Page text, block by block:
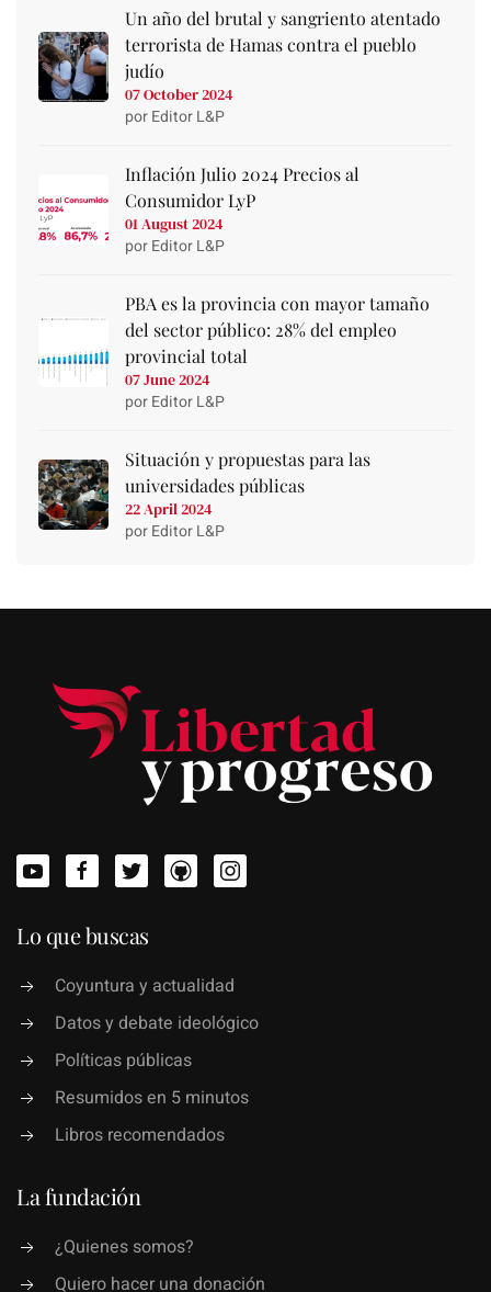
Un año del brutal y sangriento atentado
terrorista de Hamas contra el pueblo
judío
07 October 2024
por Editor L&P
Inflación Julio 2024 Precios al
Consumidor LyP
01 August 2024
por Editor L&P
PBA es la provincia con mayor tamaño
del sector público: 28% del empleo
provincial total
07 June 2024
por Editor L&P
Situación y propuestas para las
universidades públicas
22 April 2024
por Editor L&P
Lo que buscas
Coyuntura y actualidad
Datos y debate ideológico
Políticas públicas
Resumidos en 5 minutos
Libros recomendados
La fundación
¿Quienes somos?
Quiero hacer una donación